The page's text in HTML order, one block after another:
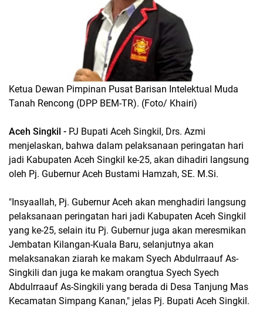
Ketua Dewan Pimpinan Pusat Barisan Intelektual Muda
Tanah Rencong (DPP BEM-TR). (Foto/ Khairi)
Aceh Singkil - PJ Bupati Aceh Singkil, Drs. Azmi
menjelaskan, bahwa dalam pelaksanaan peringatan hari
jadi Kabupaten Aceh Singkil ke-25, akan dihadiri langsung
oleh Pj. Gubernur Aceh Bustami Hamzah, SE. M.Si.
"Insyaallah, Pj. Gubernur Aceh akan menghadiri langsung
pelaksanaan peringatan hari jadi Kabupaten Aceh Singkil
yang ke-25, selain itu Pj. Gubernur juga akan meresmikan
Jembatan Kilangan-Kuala Baru, selanjutnya akan
melaksanakan ziarah ke makam Syech Abdulrraauf As-
Singkili dan juga ke makam orangtua Syech Syech
Abdulrraauf As-Singkili yang berada di Desa Tanjung Mas
Kecamatan Simpang Kanan," jelas Pj. Bupati Aceh Singkil.